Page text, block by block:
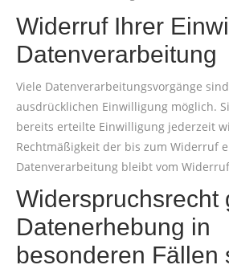
Widerruf Ihrer
Datenverarbeitung
Viele Datenverarbeitungsvorgänge
ausdrücklichen Einwilligung möglich.
bereits erteilte Einwilligung jederzeit
Rechtmäßigkeit der bis zum Widerruf
Datenverarbeitung bleibt vom
Widerspruchsrecht
Datenerhebung in
besonderen Fällen